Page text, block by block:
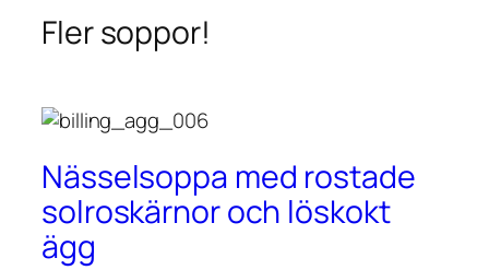
Fler soppor!
Nässelsoppa med rostade
solroskärnor och löskokt
ägg